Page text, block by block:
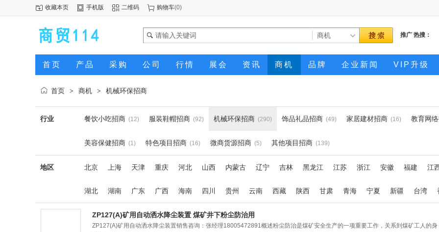
收藏本页 手机版 二维码 购物车(0)
推广 热搜：
首页 产品 采购 公司 行情 展会 资讯 商机 品牌 企业新闻 VIP升级
首页 > 商机 > 机械环保招商
行业 餐饮小吃招商 (12) 服装鞋帽招商 (92) 机械环保招商 (290) 饰品礼品招商 (49) 家居建材招商 (16) 教育网
美容保健招商 (1) 特色项目招商 (16) 微商货源招商 (5) 其他项目招商 (139)
地区 北京 上海 天津 重庆 河北 山西 内蒙古 辽宁 吉林 黑龙江 江苏 浙江 安徽 福建 江
湖北 湖南 广东 广西 海南 四川 贵州 云南 西藏 陕西 甘肃 青海 宁夏 新疆 台湾
ZP127(A)矿用自动洒水降尘装置 煤矿井下粉尘防治用
ZP127(A)矿用自动洒水降尘装置销售咨询：张经理18005472891概述粉尘防治是煤矿安全生产的一项重要工作，关系到煤矿工人的身